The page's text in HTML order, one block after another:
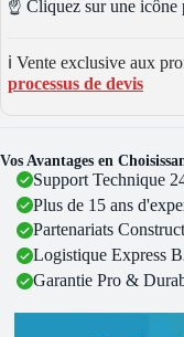
☝️ Cliquez sur une icône
ℹ️ Vente exclusive aux
processus de devis
Vos Avantages en
Support Technique
Plus de 15 ans
Partenariats
Logistique Express
Garantie Pro &